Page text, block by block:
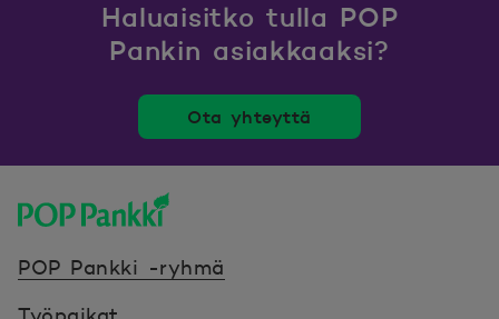
Haluaisitko tulla POP
Pankin asiakkaaksi?
Ota yhteyttä
POP Pankki -ryhmä